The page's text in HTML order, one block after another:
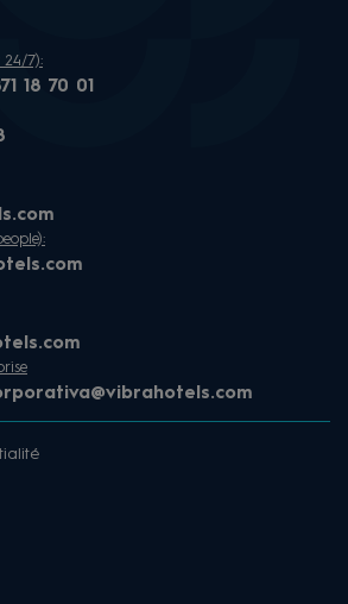
24/7):
18 70 01